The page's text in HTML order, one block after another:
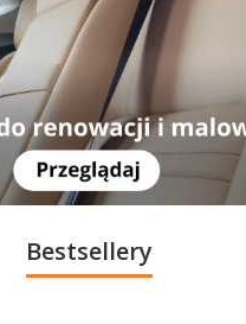
Bestsellery